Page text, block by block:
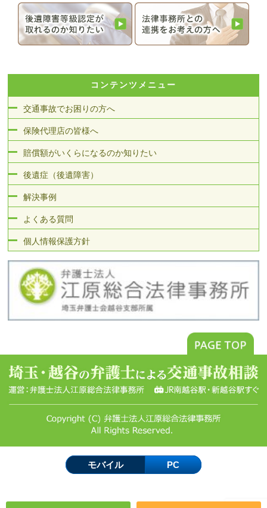
コンテンツメニュー
交通事故でお困りの方へ
保険代理店の皆様へ
賠償額がいくらになるのか知りたい
後遺症（後遺障害）
解決事例
よくある質問
個人情報保護方針
モバイル PC